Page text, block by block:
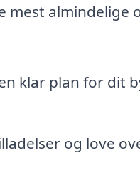
mest almindelige
klar plan for dit
og love